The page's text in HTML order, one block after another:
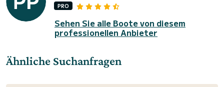
PRO
Sehen Sie alle Boote von diesem
professionellen Anbieter
Ähnliche Suchanfragen